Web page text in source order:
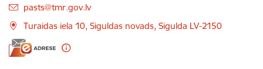
E-pasts:
pasts@tmr.gov.lv
Turaidas iela 10, Siguldas novads, Sigulda LV-2150